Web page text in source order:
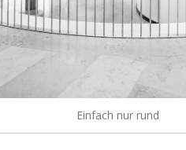
Einfach nur rund